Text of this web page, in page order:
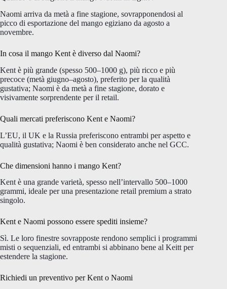
Naomi arriva da metà a fine stagione, sovrapponendosi al
picco di esportazione del mango egiziano da agosto a
novembre.
In cosa il mango Kent è diverso dal Naomi?
Kent è più grande (spesso 500–1000 g), più ricco e più
precoce (metà giugno–agosto), preferito per la qualità
gustativa; Naomi è da metà a fine stagione, dorato e
visivamente sorprendente per il retail.
Quali mercati preferiscono Kent e Naomi?
L’EU, il UK e la Russia preferiscono entrambi per aspetto e
qualità gustativa; Naomi è ben considerato anche nel GCC.
Che dimensioni hanno i mango Kent?
Kent è una grande varietà, spesso nell’intervallo 500–1000
grammi, ideale per una presentazione retail premium a strato
singolo.
Kent e Naomi possono essere spediti insieme?
Sì. Le loro finestre sovrapposte rendono semplici i programmi
misti o sequenziali, ed entrambi si abbinano bene al Keitt per
estendere la stagione.
Richiedi un preventivo per Kent o Naomi